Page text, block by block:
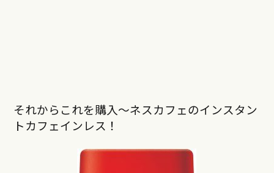
それからこれを購入〜ネスカフェのインスタン
トカフェインレス！